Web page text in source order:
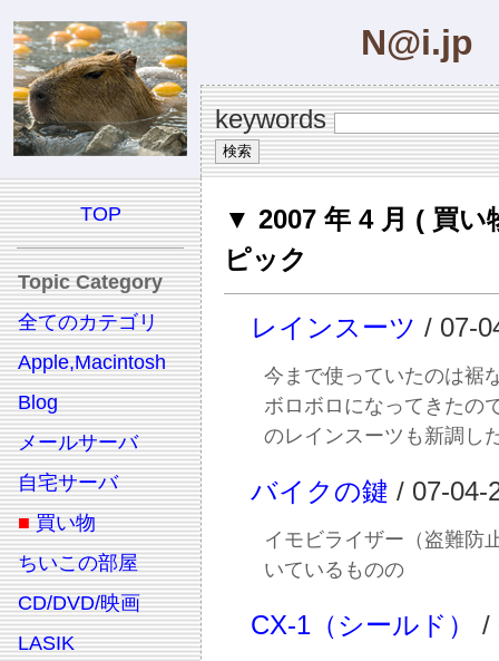
N@i.jp
keywords
TOP
Topic Category
全てのカテゴリ
Apple,Macintosh
Blog
メールサーバ
自宅サーバ
■ 買い物
ちいこの部屋
CD/DVD/映画
LASIK
▼ 2007 年 4 月 ( 買い
ピック
レインスーツ / 07-
今まで使っていたのは裾
ボロボロになってきたの
のレインスーツも新調し
バイクの鍵 / 07-04-
イモビライザー（盗難防
いているものの
CX-1（シールド） /